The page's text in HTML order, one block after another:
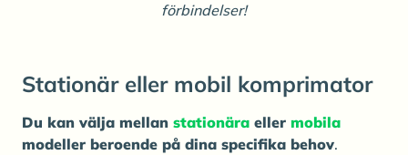
förbindelser!
Stationär eller mobil komprimator
Du kan välja mellan stationära eller mobila
modeller beroende på dina specifika behov.